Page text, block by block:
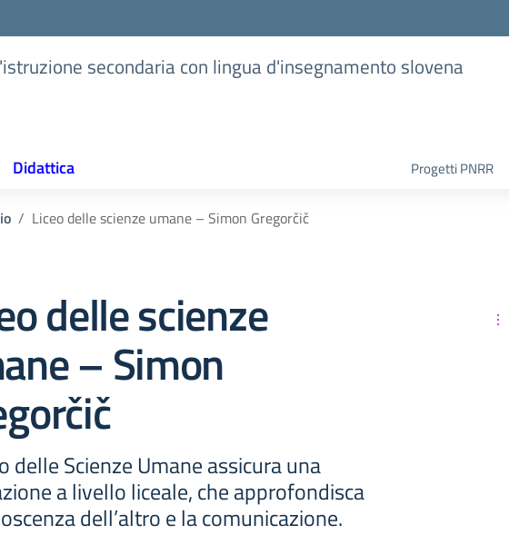
secondaria con lingua d'insegnamento slovena
Didattica Progetti PNRR
Liceo delle scienze umane – Simon Gregorčič
delle scienze
– Simon
delle Scienze Umane assicura una
a livello liceale, che approfondisca
dell’altro e la comunicazione.